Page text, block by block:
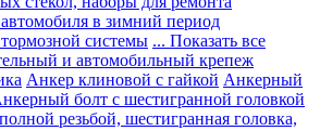
в зимний период
системы ... Показать все
и автомобильный крепеж
Анкер клиновой с гайкой Анкерный
болт с шестигранной головкой
резьбой, шестигранная головка,